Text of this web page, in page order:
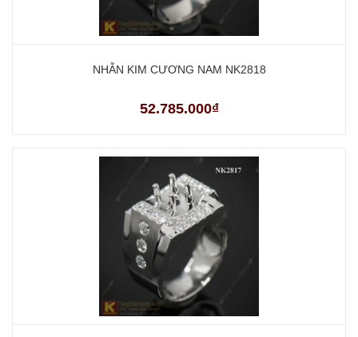
NHẪN KIM CƯƠNG NAM NK2818
52.785.000₫